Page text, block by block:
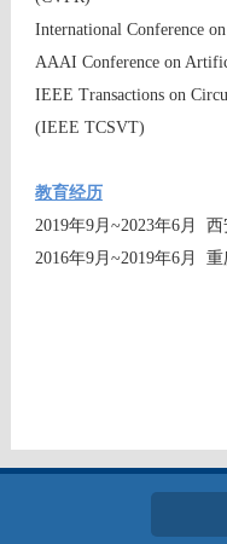
International Conference
AAAI Conference on
IEEE Transactions on
(IEEE TCSVT)
教育经历
2019年9月~2023年6月
2016年9月~2019年6月